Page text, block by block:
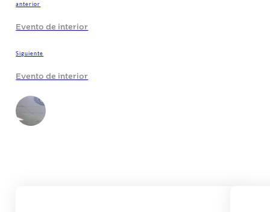
anterior
Evento de interior
Siguiente
Evento de interior